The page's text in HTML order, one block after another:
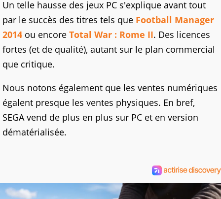
Un telle hausse des jeux PC s'explique avant tout
par le succès des titres tels que Football Manager
2014 ou encore Total War : Rome II. Des licences
fortes (et de qualité), autant sur le plan commercial
que critique.
Nous notons également que les ventes numériques
égalent presque les ventes physiques. En bref,
SEGA vend de plus en plus sur PC et en version
dématérialisée.